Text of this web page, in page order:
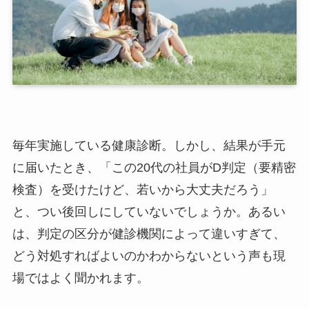
毎年実施している健康診断。しかし、結果が手元
に届いたとき、「この20代の社員がD判定（要精密
検査）を受けたけど、若いから大丈夫だろう」
と、つい後回しにしていないでしょうか。あるい
は、判定の区分が健診機関によって違いすぎて、
どう対処すればよいのかわからないという声も現
場ではよく聞かれます。